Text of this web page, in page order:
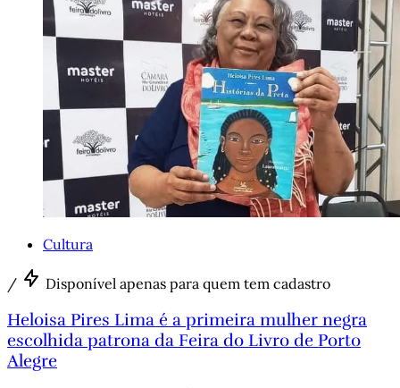
Cultura
/ Disponível apenas para quem tem cadastro
Heloisa Pires Lima é a primeira mulher negra
escolhida patrona da Feira do Livro de Porto
Alegre